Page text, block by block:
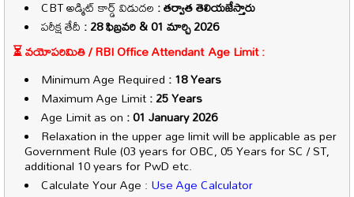
CBT అడ్మిట్ కార్డ్ విడుదల : తర్వాత తెలియజేస్తారు
పరీక్ష తేదీ : 28 ఫిబ్రవరి & 01 మార్చి 2026
⏳ వయోపరిమితి /RBI Office AttendantAge Limit :
Minimum Age Required : 18 Years
Maximum Age Limit: 25 Years
Age Limit as on : 01 January 2026
Relaxation in the upper age limit will be applicable as per
Government Rule (03 years for OBC, 05 Years for SC / ST,
additional 10 years for PwD etc.
Calculate Your Age : Use Age Calculator